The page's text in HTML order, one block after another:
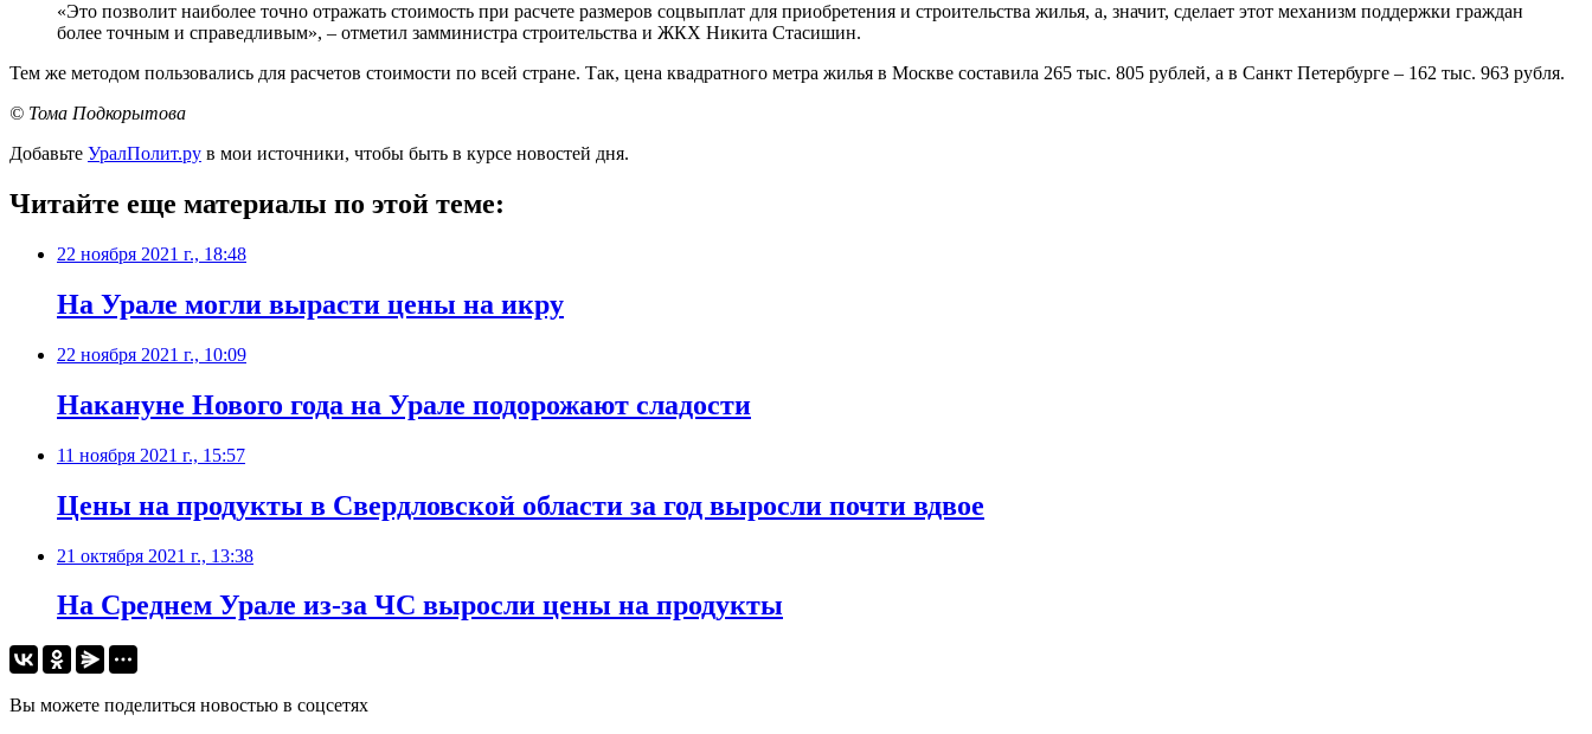
«Это позволит наиболее точно отражать стоимость при расчете размеров соцвыплат для приобретения и строительства жилья, а, значит, сделает этот механизм поддержки граждан
более точным и справедливым», – отметил замминистра строительства и ЖКХ Никита Стасишин.
Тем же методом пользовались для расчетов стоимости по всей стране. Так, цена квадратного метра жилья в Москве составила 265 тыс. 805 рублей, а в Санкт Петербурге – 162 тыс. 963 рубля.
© Тома Подкорытова
Добавьте УралПолит.ру в мои источники, чтобы быть в курсе новостей дня.
Читайте еще материалы по этой теме:
22 ноября 2021 г., 18:48
На Урале могли вырасти цены на икру
22 ноября 2021 г., 10:09
​Накануне Нового года на Урале подорожают сладости
11 ноября 2021 г., 15:57
​Цены на продукты в Свердловской области за год выросли почти вдвое
21 октября 2021 г., 13:38
​На Среднем Урале из-за ЧС выросли цены на продукты
Вы можете поделиться новостью в соцсетях